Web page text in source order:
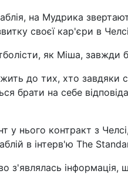
на Мудрика
своєї кар'єри в
як Міша, завжди
до тих, хто завдяки
брати на себе
у нього контракт з
в інтерв'ю The
з'являлась